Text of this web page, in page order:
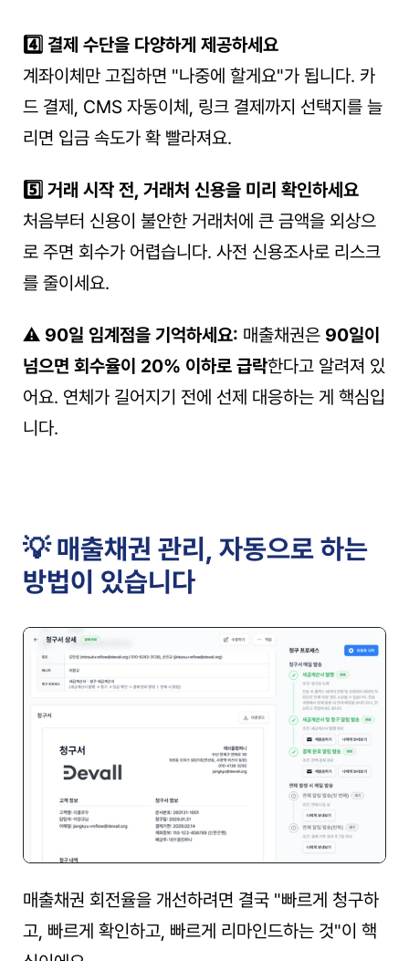
4️⃣ 결제 수단을 다양하게 제공하세요
계좌이체만 고집하면 "나중에 할게요"가 됩니다. 카
드 결제, CMS 자동이체, 링크 결제까지 선택지를 늘
리면 입금 속도가 확 빨라져요.
5️⃣ 거래 시작 전, 거래처 신용을 미리 확인하세요
처음부터 신용이 불안한 거래처에 큰 금액을 외상으
로 주면 회수가 어렵습니다. 사전 신용조사로 리스크
를 줄이세요.
⚠️ 90일 임계점을 기억하세요: 매출채권은 90일이
넘으면 회수율이 20% 이하로 급락한다고 알려져 있
어요. 연체가 길어지기 전에 선제 대응하는 게 핵심입
니다.
💡 매출채권 관리, 자동으로 하는
방법이 있습니다
매출채권 회전율을 개선하려면 결국 "빠르게 청구하
고, 빠르게 확인하고, 빠르게 리마인드하는 것"이 핵